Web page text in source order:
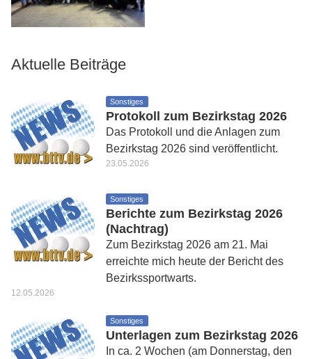
Aktuelle Beiträge
Sonstiges
Protokoll zum Bezirkstag 2026
Das Protokoll und die Anlagen zum
Bezirkstag 2026 sind veröffentlicht.
23.05.2026
Sonstiges
Berichte zum Bezirkstag 2026
(Nachtrag)
Zum Bezirkstag 2026 am 21. Mai
erreichte mich heute der Bericht des
Bezirkssportwarts.
12.05.2026
Sonstiges
Unterlagen zum Bezirkstag 2026
In ca. 2 Wochen (am Donnerstag, den